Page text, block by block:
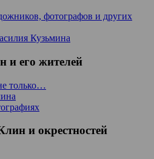
фотографов и других
Кузьмина
и его жителей
только…
и окрестностей